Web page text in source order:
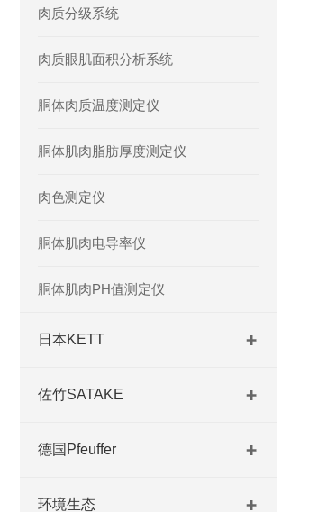
肉质分级系统
肉质眼肌面积分析系统
胴体肉质温度测定仪
胴体肌肉脂肪厚度测定仪
肉色测定仪
胴体肌肉电导率仪
胴体肌肉PH值测定仪
日本KETT
佐竹SATAKE
德国Pfeuffer
环境生态